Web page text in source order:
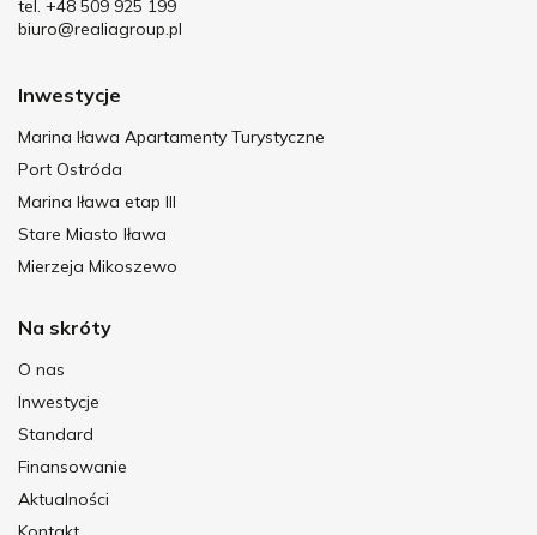
tel. +48 509 925 199
biuro@realiagroup.pl
Inwestycje
Marina Iława Apartamenty Turystyczne
Port Ostróda
Marina Iława etap III
Stare Miasto Iława
Mierzeja Mikoszewo
Na skróty
O nas
Inwestycje
Standard
Finansowanie
Aktualności